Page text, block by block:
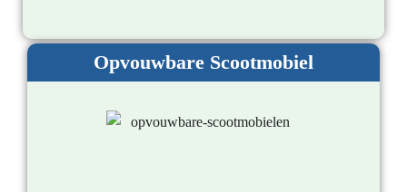
Opvouwbare Scootmobiel